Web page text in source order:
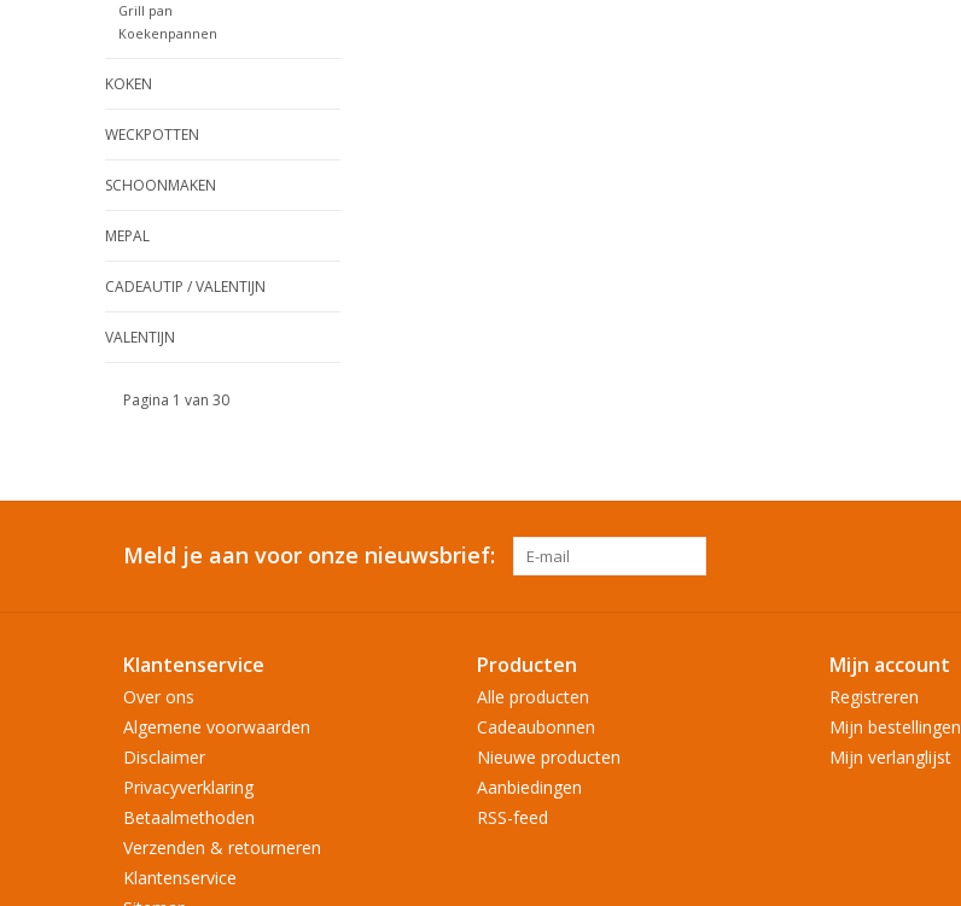
Grill pan
Koekenpannen
KOKEN
WECKPOTTEN
SCHOONMAKEN
MEPAL
CADEAUTIP / VALENTIJN
VALENTIJN
Pagina 1 van 30
Meld je aan voor onze nieuwsbrief:
Klantenservice
Over ons
Algemene voorwaarden
Disclaimer
Privacyverklaring
Betaalmethoden
Verzenden & retourneren
Klantenservice
Producten
Alle producten
Cadeaubonnen
Nieuwe producten
Aanbiedingen
RSS-feed
Mijn account
Registreren
Mijn bestellingen
Mijn verlanglijst